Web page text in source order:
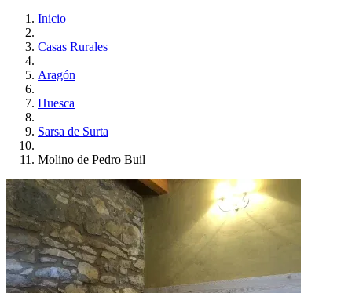
Inicio
Casas Rurales
Aragón
Huesca
Sarsa de Surta
Molino de Pedro Buil